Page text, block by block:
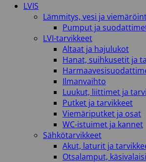
LVIS
Lämmitys, vesi ja
Pumput ja
LVI-tarvikkeet
Altaat ja hajulukot
Hanat, suihkusetit ja
Ilmanvaihto
Luukut, liittimet ja
Putket ja tarvikkeet
Viemäriputket ja osat
WC-istuimet ja kannet
Sähkötarvikkeet
Akut, laturit ja
Otsalamput,